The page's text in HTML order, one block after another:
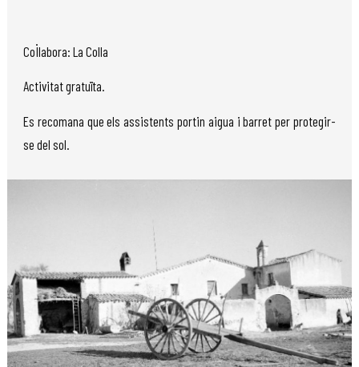
Col·labora: La Colla
Activitat gratuïta.
Es recomana que els assistents portin aigua i barret per protegir-
se del sol.